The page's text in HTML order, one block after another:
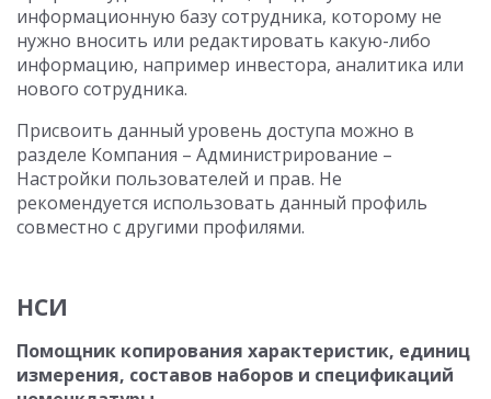
информационную базу сотрудника, которому не
нужно вносить или редактировать какую-либо
информацию, например инвестора, аналитика или
нового сотрудника.
Присвоить данный уровень доступа можно в
разделе Компания – Администрирование –
Настройки пользователей и прав. Не
рекомендуется использовать данный профиль
совместно с другими профилями.
НСИ
Помощник копирования характеристик, единиц
измерения, составов наборов и спецификаций